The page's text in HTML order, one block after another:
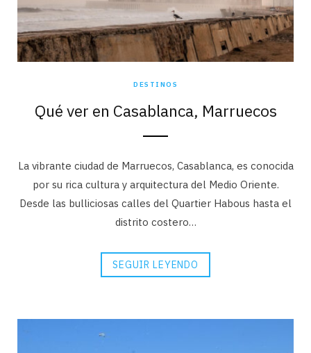
DESTINOS
Qué ver en Casablanca, Marruecos
La vibrante ciudad de Marruecos, Casablanca, es conocida
por su rica cultura y arquitectura del Medio Oriente.
Desde las bulliciosas calles del Quartier Habous hasta el
distrito costero…
SEGUIR LEYENDO